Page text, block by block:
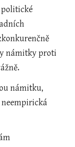
námitky proti
námitku,
neempirická